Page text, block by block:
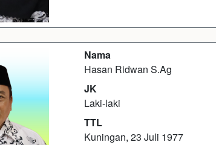
Nama
Hasan Ridwan S.Ag
JK
Laki-laki
TTL
Kuningan, 23 Juli 1977